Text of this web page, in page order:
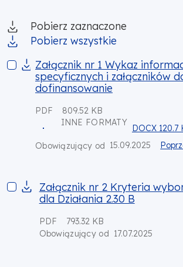
Pobierz zaznaczone
Pobierz wszystkie
Załącznik nr 1 Wykaz informacji
Załącznik nr 1 Wykaz
specyficznych i załączników
dofinansowanie
PDF
809.52 KB
INNE FORMATY
DOCX 120.7
Obowiązujący od 15.09.2025
Załącznik nr 2 Kryteria wyboru projektów
Załącznik nr 2 Kryteria
dla Działania 2.30 B
PDF
793.32 KB
Obowiązujący od 17.07.2025